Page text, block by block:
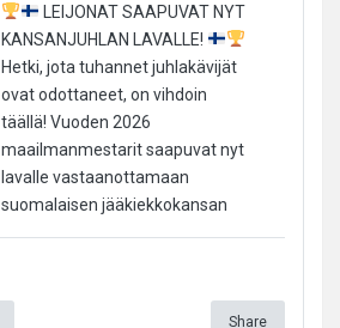
LEIJONAT SAAPUVAT NYT
KANSANJUHLAN LAVALLE!
Hetki, jota tuhannet juhlakävijät
ovat odottaneet, on vihdoin
täällä! Vuoden 2026
maailmanmestarit saapuvat nyt
lavalle vastaanottamaan
suomalaisen jääkiekkokansan
Share